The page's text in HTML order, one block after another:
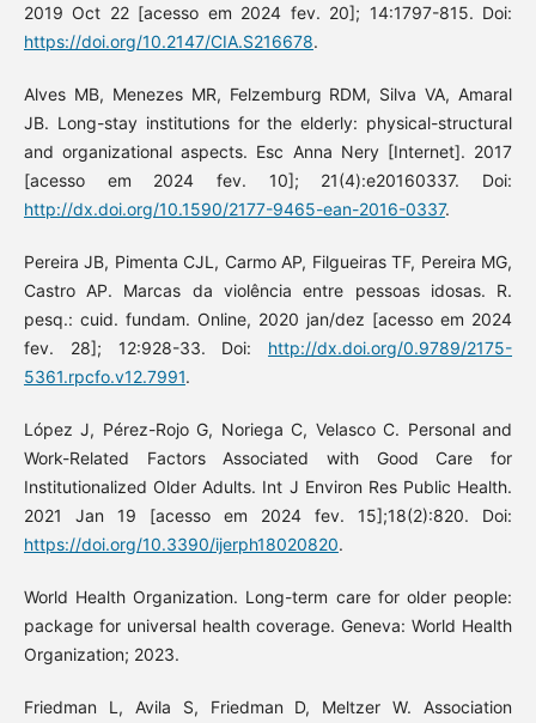
2019 Oct 22 [acesso em 2024 fev. 20]; 14:1797-815. Doi:
https://doi.org/10.2147/CIA.S216678.
Alves MB, Menezes MR, Felzemburg RDM, Silva VA, Amaral
JB. Long-stay institutions for the elderly: physical-structural
and organizational aspects. Esc Anna Nery [Internet]. 2017
[acesso em 2024 fev. 10]; 21(4):e20160337. Doi:
http://dx.doi.org/10.1590/2177-9465-ean-2016-0337.
Pereira JB, Pimenta CJL, Carmo AP, Filgueiras TF, Pereira MG,
Castro AP. Marcas da violência entre pessoas idosas. R.
pesq.: cuid. fundam. Online, 2020 jan/dez [acesso em 2024
fev. 28]; 12:928-33. Doi: http://dx.doi.org/0.9789/2175-
5361.rpcfo.v12.7991.
López J, Pérez-Rojo G, Noriega C, Velasco C. Personal and
Work-Related Factors Associated with Good Care for
Institutionalized Older Adults. Int J Environ Res Public Health.
2021 Jan 19 [acesso em 2024 fev. 15];18(2):820. Doi:
https://doi.org/10.3390/ijerph18020820.
World Health Organization. Long-term care for older people:
package for universal health coverage. Geneva: World Health
Organization; 2023.
Friedman L, Avila S, Friedman D, Meltzer W. Association